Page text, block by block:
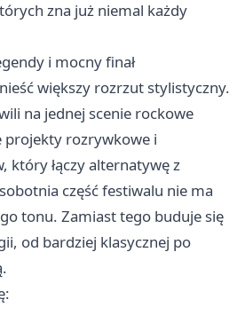
zna już niemal każdy
i mocny finał
większy rozrzut stylistyczny.
na jednej scenie rockowe
projekty rozrywkowe i
który łączy alternatywę z
część festiwalu nie ma
tonu. Zamiast tego buduje się
od bardziej klasycznej po